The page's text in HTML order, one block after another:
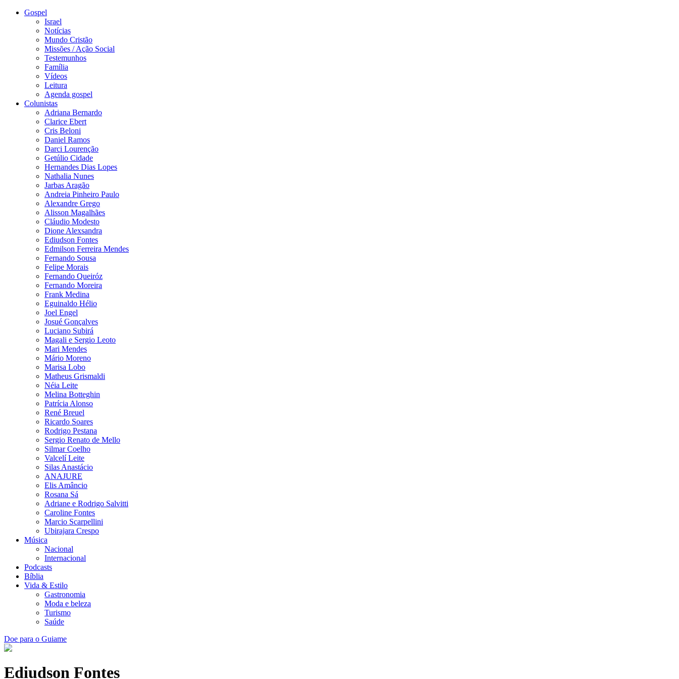
Gospel
Israel
Notícias
Mundo Cristão
Missões / Ação Social
Testemunhos
Família
Vídeos
Leitura
Agenda gospel
Colunistas
Adriana Bernardo
Clarice Ebert
Cris Beloni
Daniel Ramos
Darci Lourenção
Getúlio Cidade
Hernandes Dias Lopes
Nathalia Nunes
Jarbas Aragão
Andreia Pinheiro Paulo
Alexandre Grego
Alisson Magalhães
Cláudio Modesto
Dione Alexsandra
Ediudson Fontes
Edmilson Ferreira Mendes
Fernando Sousa
Felipe Morais
Fernando Queiróz
Fernando Moreira
Frank Medina
Eguinaldo Hélio
Joel Engel
Josué Gonçalves
Luciano Subirá
Magali e Sergio Leoto
Mari Mendes
Mário Moreno
Marisa Lobo
Matheus Grismaldi
Néia Leite
Melina Botteghin
Patrícia Alonso
René Breuel
Ricardo Soares
Rodrigo Pestana
Sergio Renato de Mello
Silmar Coelho
Valcelí Leite
Silas Anastácio
ANAJURE
Elis Amâncio
Rosana Sá
Adriane e Rodrigo Salvitti
Caroline Fontes
Marcio Scarpellini
Ubirajara Crespo
Música
Nacional
Internacional
Podcasts
Bíblia
Vida & Estilo
Gastronomia
Moda e beleza
Turismo
Saúde
Doe para o Guiame
Ediudson Fontes